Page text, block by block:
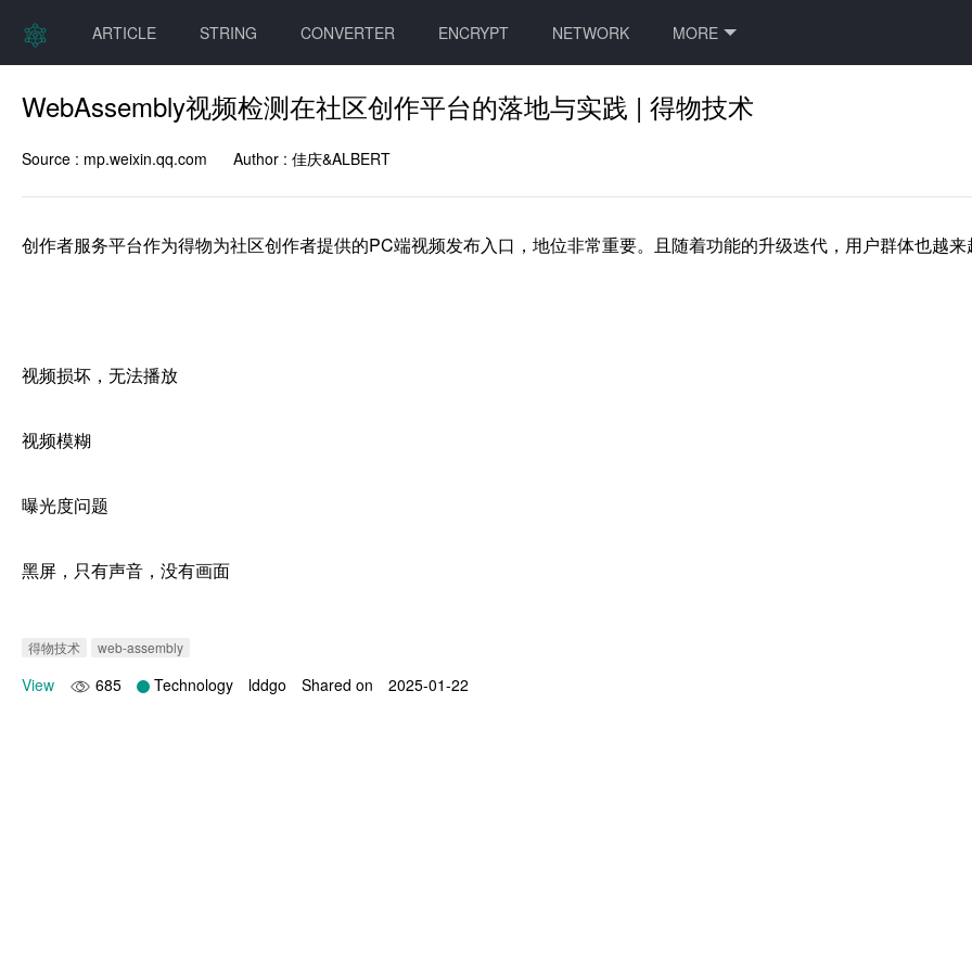
ARTICLE STRING CONVERTER ENCRYPT NETWORK MORE
WebAssembly视频检测在社区创作平台的落地与实践 | 得物技术
Source : mp.weixin.qq.com Author : 佳庆&ALBERT
创作者服务平台作为得物为社区创作者提供的PC端视频发布入口，地位非常重要。且随着功能的升级迭代，用户群体也越
视频损坏，无法播放
视频模糊
曝光度问题
黑屏，只有声音，没有画面
得物技术 web-assembly
View 685 Technology lddgo Shared on 2025-01-22